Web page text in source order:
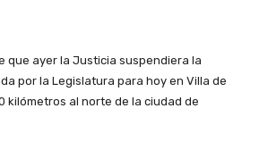
que ayer la Justicia suspendiera la
por la Legislatura para hoy en Villa de
kilómetros al norte de la ciudad de